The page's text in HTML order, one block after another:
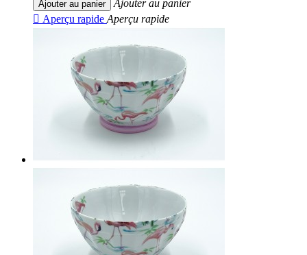
Ajouter au panier
Ajouter au panier
 Aperçu rapide Aperçu rapide